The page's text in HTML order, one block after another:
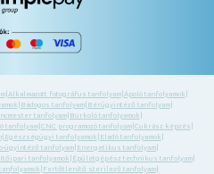
| Alkalmazott fotográfus tanfolyam| Ápoló tanfolyamok
Bádogos tanfolyam| Bérügyintéző tanfolyam|
tanfolyam| Burkoló tanfolyamok
tanfolyam| CNC programozó tanfolyam| Cukrász képzés
| Egészségügyi tanfolyamok Eladó tanfolyamok
ügyintéző tanfolyam Energetikus tanfolyam
tanfolyamok Épületgépész technikus tanfolyam
Fertőtlenítő sterilező tanfolyam